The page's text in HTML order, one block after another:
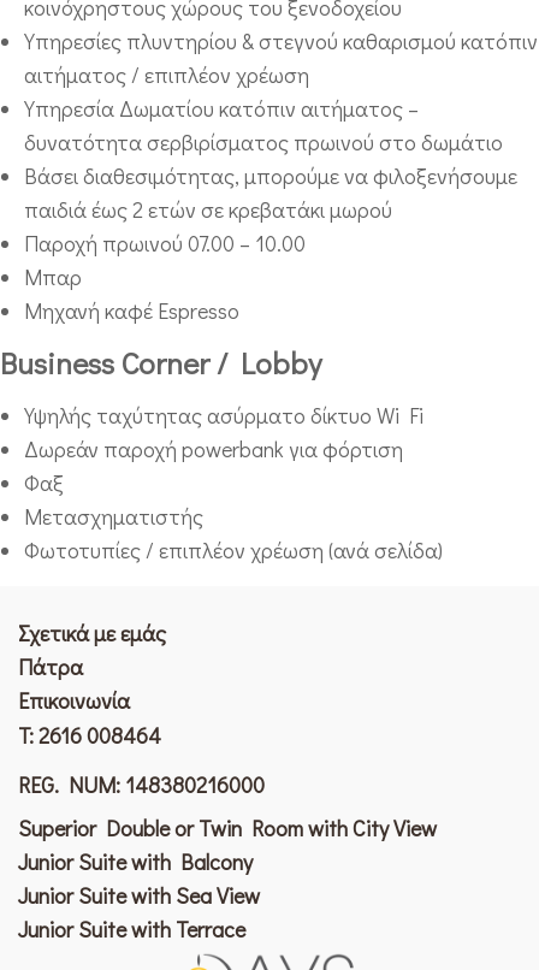
κοινόχρηστους χώρους του ξενοδοχείου
Υπηρεσίες πλυντηρίου & στεγνού καθαρισμού κατόπιν
αιτήματος / επιπλέον χρέωση
Υπηρεσία Δωματίου κατόπιν αιτήματος –
δυνατότητα σερβιρίσματος πρωινού στο δωμάτιο
Βάσει διαθεσιμότητας, μπορούμε να φιλοξενήσουμε
παιδιά έως 2 ετών σε κρεβατάκι μωρού
Παροχή πρωινού 07.00 – 10.00
Μπαρ
Μηχανή καφέ Espresso
Business Corner / Lobby
Υψηλής ταχύτητας ασύρματο δίκτυο Wi Fi
Δωρεάν παροχή powerbank για φόρτιση
Φαξ
Μετασχηματιστής
Φωτοτυπίες / επιπλέον χρέωση (ανά σελίδα)
Σχετικά με εμάς
Πάτρα
Επικοινωνία
T:2616 008464
REG. NUM: 148380216000
Superior Double or Twin Room with City View
Junior Suite with Balcony
Junior Suite with Sea View
Junior Suite with Terrace